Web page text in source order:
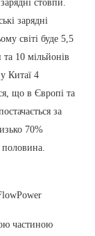
стовпи.
зарядні
світі буде 5,5
10 мільйонів
Китаї 4
що в Європі та
за
70%
половина.
частиною